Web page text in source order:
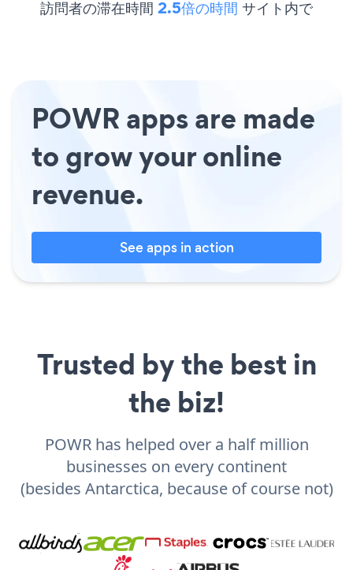
訪問者の滞在時間 2.5倍の時間 サイト内で
POWR apps are made
to grow your online
revenue.
See apps in action
Trusted by the best in
the biz!
POWR has helped over a half million
businesses on every continent
(besides Antarctica, because of course not)